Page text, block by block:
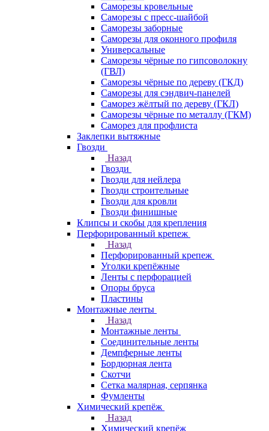
Саморезы кровельные
Саморезы с пресс-шайбой
Саморезы заборные
Саморезы для оконного профиля
Универсальные
Саморезы чёрные по гипсоволокну
(ГВЛ)
Саморезы чёрные по дереву (ГКД)
Саморезы для сэндвич-панелей
Саморез жёлтый по дереву (ГКЛ)
Саморезы чёрные по металлу (ГКМ)
Саморез для профлиста
Заклепки вытяжные
Гвозди
Назад
Гвозди
Гвозди для нейлера
Гвозди строительные
Гвозди для кровли
Гвозди финишные
Клипсы и скобы для крепления
Перфорированный крепеж
Назад
Перфорированный крепеж
Уголки крепёжные
Ленты с перфорацией
Опоры бруса
Пластины
Монтажные ленты
Назад
Монтажные ленты
Соединительные ленты
Демпферные ленты
Бордюрная лента
Скотчи
Сетка малярная, серпянка
Фумленты
Химический крепёж
Назад
Химический крепёж